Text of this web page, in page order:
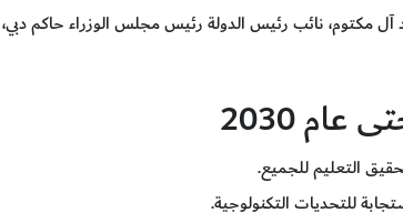
نائب رئيس الدولة رئيس مجلس الوزراء حاكم دبي،
التعليم للجميع.
للتحديات التكنولوجية.